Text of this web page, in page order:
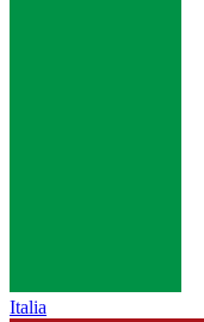
Italia